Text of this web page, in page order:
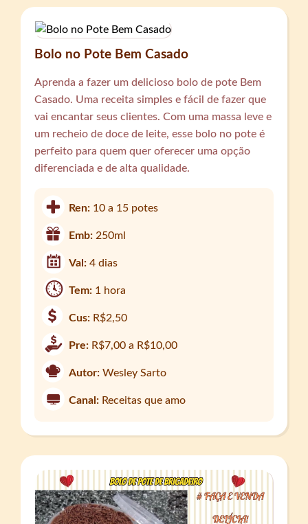
Bolo no Pote Bem Casado
Aprenda a fazer um delicioso bolo de pote Bem
Casado. Uma receita simples e fácil de fazer que
vai encantar seus clientes. Com uma massa leve e
um recheio de doce de leite, esse bolo no pote é
perfeito para quem quer oferecer uma opção
diferenciada e de alta qualidade.
Ren: 10 a 15 potes
Emb: 250ml
Val:4 dias
Tem: 1 hora
Cus: R$2,50
Pre: R$7,00 a R$10,00
Autor: Wesley Sarto
Canal: Receitas que amo